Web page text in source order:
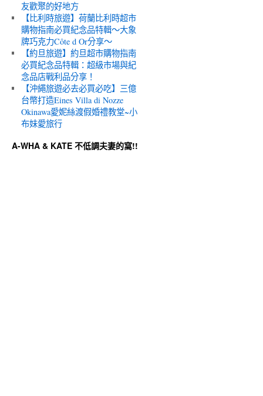
友歡聚的好地方
【比利時旅遊】荷蘭比利時超市
購物指南必買紀念品特輯～大象
牌巧克力Côte d Or分享～
【約旦旅遊】約旦超市購物指南
必買紀念品特輯：超級市場與紀
念品店戰利品分享！
【沖繩旅遊必去必買必吃】三億
台幣打造Eines Villa di Nozze
Okinawa愛妮絲渡假婚禮教堂~小
布妹愛旅行
A-WHA & KATE 不低調夫妻的窩!!